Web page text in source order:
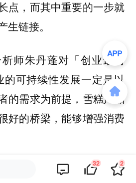
点，而其中重要的一步就
生链接。
师朱丹蓬对「创业最前
的可持续性发展一定是以
的需求为前提，雪糕产品
好的桥梁，能够增强消费
察到，利用零食品牌推出
32 2